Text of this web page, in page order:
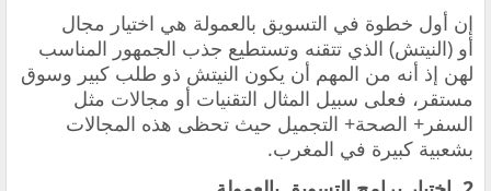
إن أول خطوة في التسويق بالعمولة هي اختيار مجال
أو (النيتش) الذي تتقنه وتستطيع جذب الجمهور المناسب
لهن إذ أنه من المهم أن يكون النيتش ذو طلب كبير وسوق
مستقر، فعلى سبيل المثال التقنيات أو مجالات مثل
السفر+ الصحة+ التجميل حيث تحظى هذه المجالات
بشعبية كبيرة في المغرب.